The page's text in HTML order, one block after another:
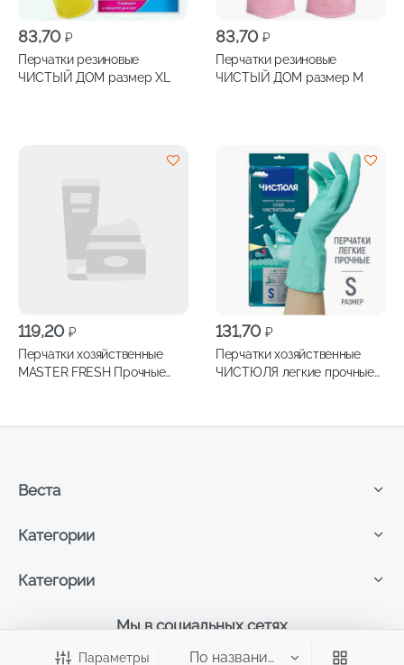
Параметры
83,70 ₽
Перчатки резиновые
ЧИСТЫЙ ДОМ размер XL
83,70 ₽
Перчатки резиновые
ЧИСТЫЙ ДОМ размер М
119,20 ₽
Перчатки хозяйственные
MASTER FRESH Прочные
131,70 ₽
Перчатки хозяйственные
ЧИСТЮЛЯ легкие прочные
Мы в социальных сетях
Подписывайтесь, чтобы узнать много интересного,
Категории
Категории
Веста